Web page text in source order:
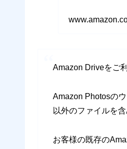
Amazon Driveをご
Amazon Photosの
以外のファイルを
お客様の既存の